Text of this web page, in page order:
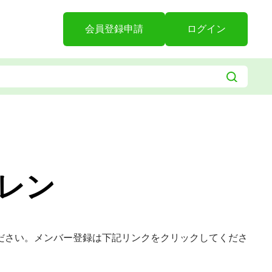
会員登録申請 ログイン
ン
い。メンバー登録は下記リンクをクリックしてくださ